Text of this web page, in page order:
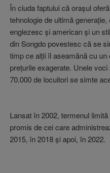
În ciuda faptului că oraşul
tehnologie de ultimă
englezesc şi american şi un
din Songdo povestesc că se
timp ce alţii îl aseamănă cu
preţurile exagerate. Unele
70.000 de locuitori se simte
Lansat în 2002, termenul
promis de cei care
2015, în 2018 şi apoi, în 2022.